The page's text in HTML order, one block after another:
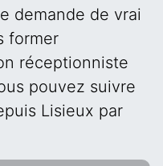
demande de vrai
former
réceptionniste
pouvez suivre
Lisieux par